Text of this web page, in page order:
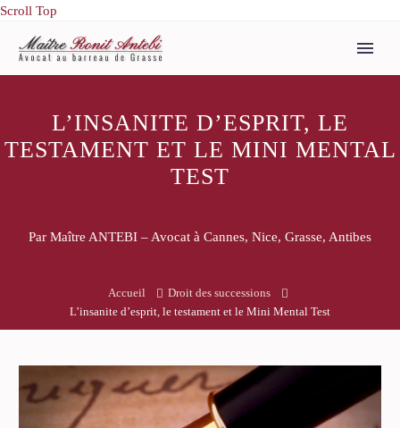
Scroll Top
L’INSANITE D’ESPRIT, LE
TESTAMENT ET LE MINI MENTAL
TEST
Par Maître ANTEBI – Avocat à Cannes, Nice, Grasse, Antibes
Accueil
Droit des successions
L’insanite d’esprit, le testament et le Mini Mental Test